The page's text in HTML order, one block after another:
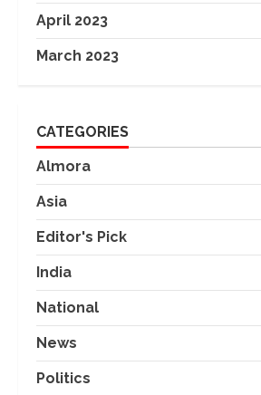
April 2023
March 2023
CATEGORIES
Almora
Asia
Editor's Pick
India
National
News
Politics